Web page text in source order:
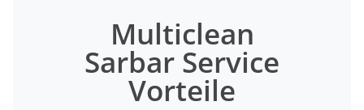
Multiclean
Sarbar Service
Vorteile